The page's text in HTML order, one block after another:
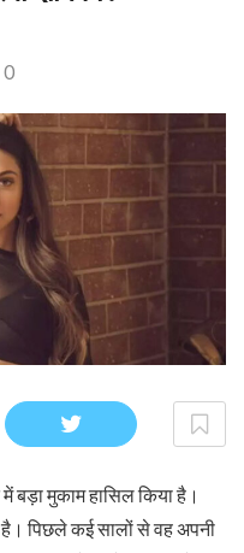
0
बड़ा मुकाम हासिल किया है।
पिछले कई सालों से वह अपनी